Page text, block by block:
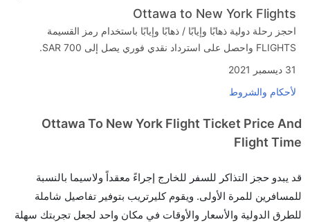
Ottawa to New York Flights
احجز رحلة دولية ذهابًا وإيابًا / ذهابًا وإيابًا باستخدام رمز القسيمة
FLIGHTS واحصل على استرداد نقدي فوري يصل إلى SAR 700.
31 ديسمبر 2021
لأحكام والشروط
Ottawa To New York Flight Ticket Price And
Flight Time
قد يبدو حجز التذاكر للسفر للخارج إجراءً معقداً ولاسيما بالنسبة
للمسافرين للمرة الأولى. ويقوم كليرتريب بتوفير تفاصيل شاملة
للطرق الدولية والأسعار والأوقات في مكان واحد لجعل تجربتك سهلة